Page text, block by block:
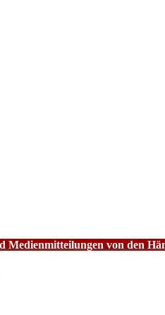
Medienmitteilungen von den